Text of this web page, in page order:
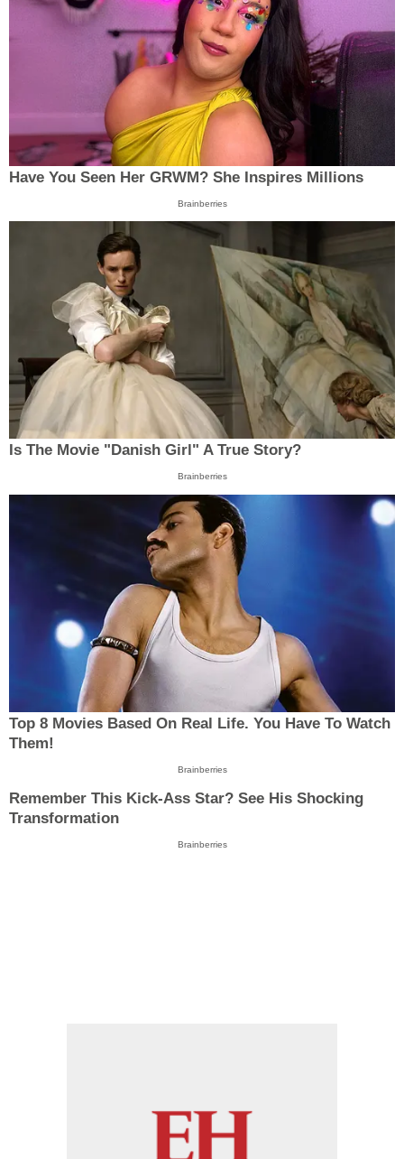
Have You Seen Her GRWM? She Inspires Millions
Brainberries
Is The Movie "Danish Girl" A True Story?
Brainberries
Top 8 Movies Based On Real Life. You Have To Watch
Them!
Brainberries
Remember This Kick-Ass Star? See His Shocking
Transformation
Brainberries